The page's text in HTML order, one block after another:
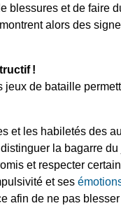
blessures et de faire
alors des
!
jeux de bataille
et les habiletés des
la bagarre du
et respecter
et ses
afin de ne pas